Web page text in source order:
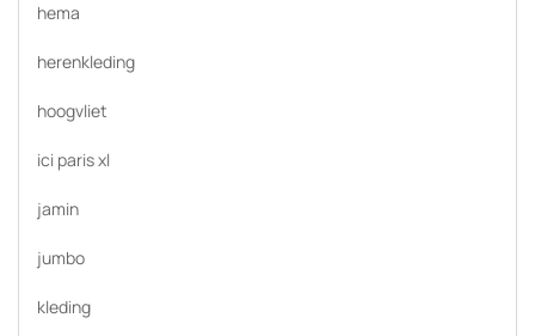
hema
herenkleding
hoogvliet
ici paris xl
jamin
jumbo
kleding